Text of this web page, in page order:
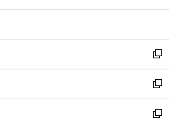
開
ウ
開
く
ン
ウ
で
開
く
ウ
ン
ド
ウ
で
開
く
新
し
い
ウ
ィ
新
し